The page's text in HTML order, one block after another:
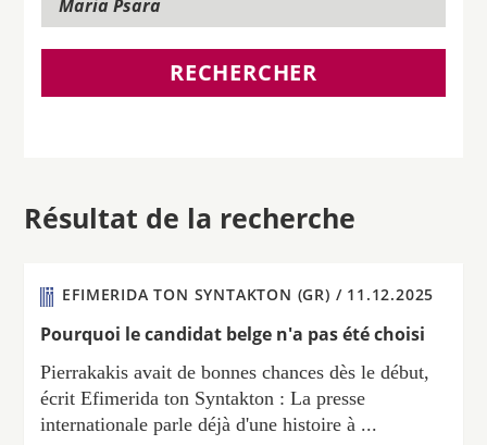
RECHERCHER
Résultat de la recherche
EFIMERIDA TON SYNTAKTON (GR) / 11.12.2025
Pourquoi le candidat belge n'a pas été choisi
Pierrakakis avait de bonnes chances dès le début,
écrit Efimerida ton Syntakton : La presse
internationale parle déjà d'une histoire à ...